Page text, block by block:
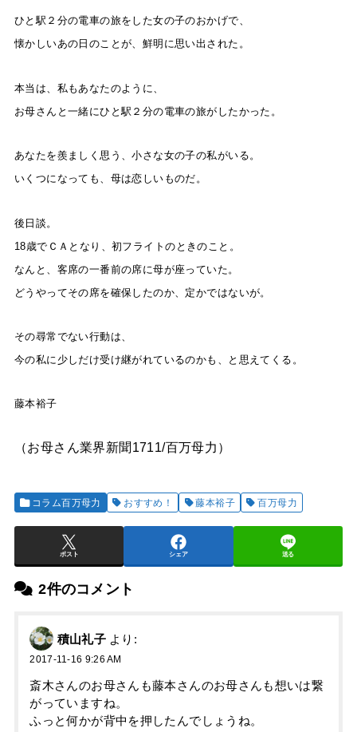
ひと駅２分の電車の旅をした女の子のおかげで、
懐かしいあの日のことが、鮮明に思い出された。
本当は、私もあなたのように、
お母さんと一緒にひと駅２分の電車の旅がしたかった。
あなたを羨ましく思う、小さな女の子の私がいる。
いくつになっても、母は恋しいものだ。
後日談。
18歳でＣＡとなり、初フライトのときのこと。
なんと、客席の一番前の席に母が座っていた。
どうやってその席を確保したのか、定かではないが。
その尋常でない行動は、
今の私に少しだけ受け継がれているのかも、と思えてくる。
藤本裕子
（お母さん業界新聞1711/百万母力）
コラム百万母力 おすすめ！ 藤本裕子 百万母力
ポスト シェア 送る
2件のコメント
積山礼子 より:
2017-11-16 9:26 AM
斎木さんのお母さんも藤本さんのお母さんも想いは繋
がっていますね。
ふっと何かが背中を押したんでしょうね。